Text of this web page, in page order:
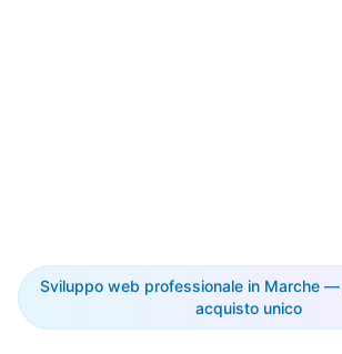
Sviluppo web professionale in Marche
acquisto unico